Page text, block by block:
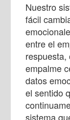
Nuestro
fácil
entre el
respuesta,
empalme
datos
el sentido
sistema